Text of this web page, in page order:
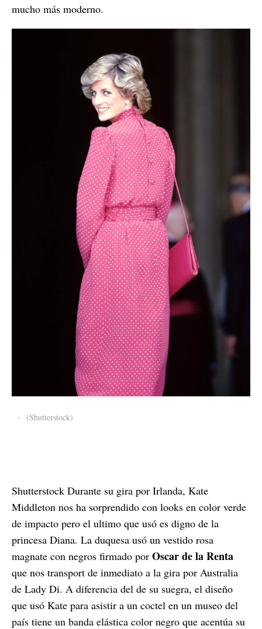
mucho más moderno.
- (Shutterstock)
Shutterstock Durante su gira por Irlanda, Kate
Middleton nos ha sorprendido con looks en color verde
de impacto pero el ultimo que usó es digno de la
princesa Diana. La duquesa usó un vestido rosa
magnate con negros firmado por Oscar de la Renta
que nos transport de inmediato a la gira por Australia
de Lady Di. A diferencia del de su suegra, el diseño
que usó Kate para asistir a un coctel en un museo del
país tiene un banda elástica color negro que acentúa su